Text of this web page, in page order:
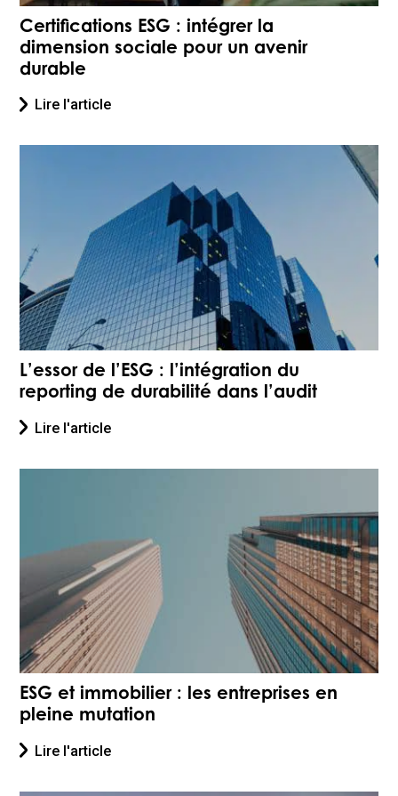
Certifications ESG : intégrer la
dimension sociale pour un avenir
durable
Lire l'article
L’essor de l’ESG : l’intégration du
reporting de durabilité dans l’audit
Lire l'article
ESG et immobilier : les entreprises en
pleine mutation
Lire l'article